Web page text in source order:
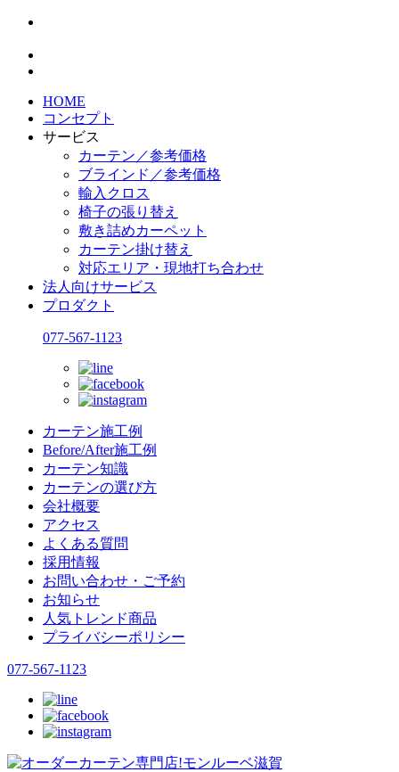
HOME
コンセプト
サービス
カーテン／参考価格
ブラインド／参考価格
輸入クロス
椅子の張り替え
敷き詰めカーペット
カーテン掛け替え
対応エリア・現地打ち合わせ
法人向けサービス
プロダクト
077-567-1123
カーテン施工例
Before/After施工例
カーテン知識
カーテンの選び方
会社概要
アクセス
よくある質問
採用情報
お問い合わせ・ご予約
お知らせ
人気トレンド商品
プライバシーポリシー
077-567-1123